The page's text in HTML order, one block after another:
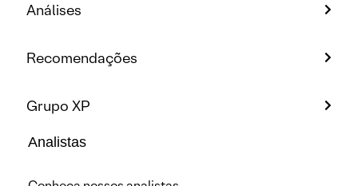
Análises
Recomendações
Grupo XP
Analistas